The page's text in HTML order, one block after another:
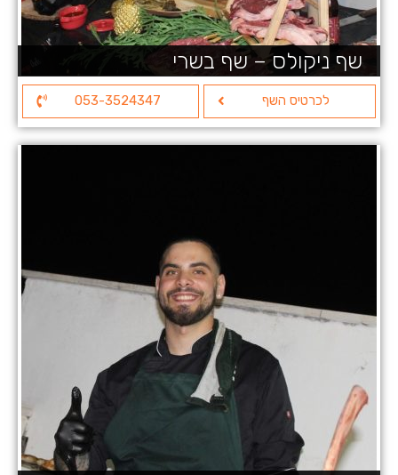
שף ניקולס – שף בשרי
לכרטיס השף 053-3524347